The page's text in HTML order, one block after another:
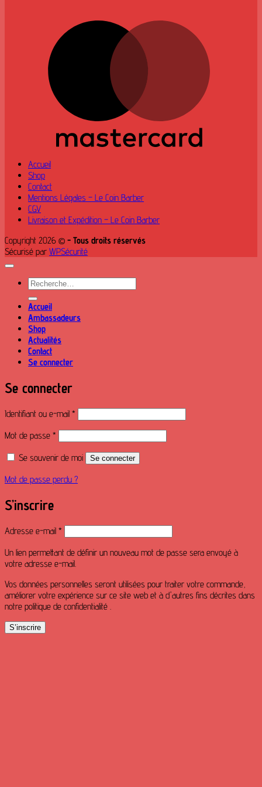
Accueil
Shop
Contact
Mentions Légales – Le Coin Barber
CGV
Livraison et Expédition – Le Coin Barber
Copyright 2026 © - Tous droits réservés
Sécurisé par WPSécurité
Recherche
pour :
Accueil
Ambassadeurs
Shop
Actualités
Contact
Se connecter
Se connecter
Identifiant ou e-mail *
Mot de passe *
Se souvenir de moi Se connecter
Mot de passe perdu ?
S’inscrire
Adresse e-mail *
Un lien permettant de définir un nouveau mot de passe sera envoyé à
votre adresse e-mail.
Vos données personnelles seront utilisées pour traiter votre commande,
améliorer votre expérience sur ce site web et à d'autres fins décrites dans
notre politique de confidentialité .
S’inscrire